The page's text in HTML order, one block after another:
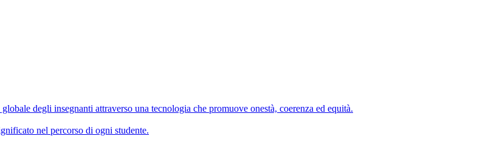
degli insegnanti attraverso una tecnologia che promuove onestà, coerenza ed equità.
nel percorso di ogni studente.